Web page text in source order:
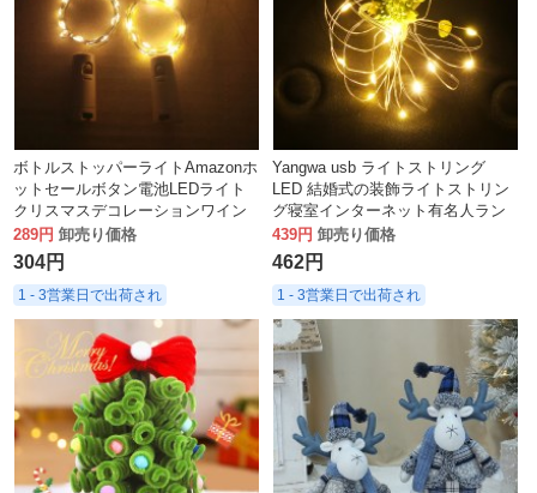
ボトルストッパーライトAmazonホ
ットセールボタン電池LEDライト
クリスマスデコレーションワイン
ボトルストリングライト
289円 卸売り価格
304円
1 - 3営業日で出荷され
Yangwa usb ライトストリング
LED 結婚式の装飾ライトストリン
グ寝室インターネット有名人ラン
タン手作り装飾ライトストリング
ライト
439円 卸売り価格
462円
1 - 3営業日で出荷され